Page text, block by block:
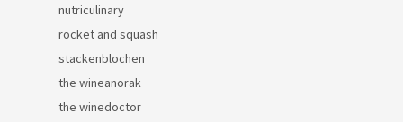
nutriculinary
rocket and squash
stackenblochen
the wineanorak
the winedoctor